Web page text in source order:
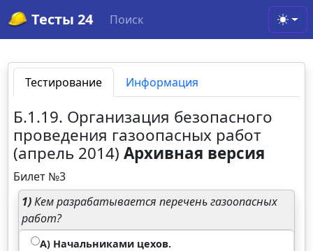
Тесты 24 Поиск
Тестирование Информация
Б.1.19. Организация безопасного
проведения газоопасных работ
(апрель 2014)Архивная версия
Билет №3
1)Кем разрабатывается перечень газоопасных
работ?
А) Начальниками цехов.